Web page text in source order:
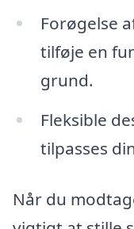
Forøgelse
tilføje en
grund.
Fleksible
tilpasses
Når du